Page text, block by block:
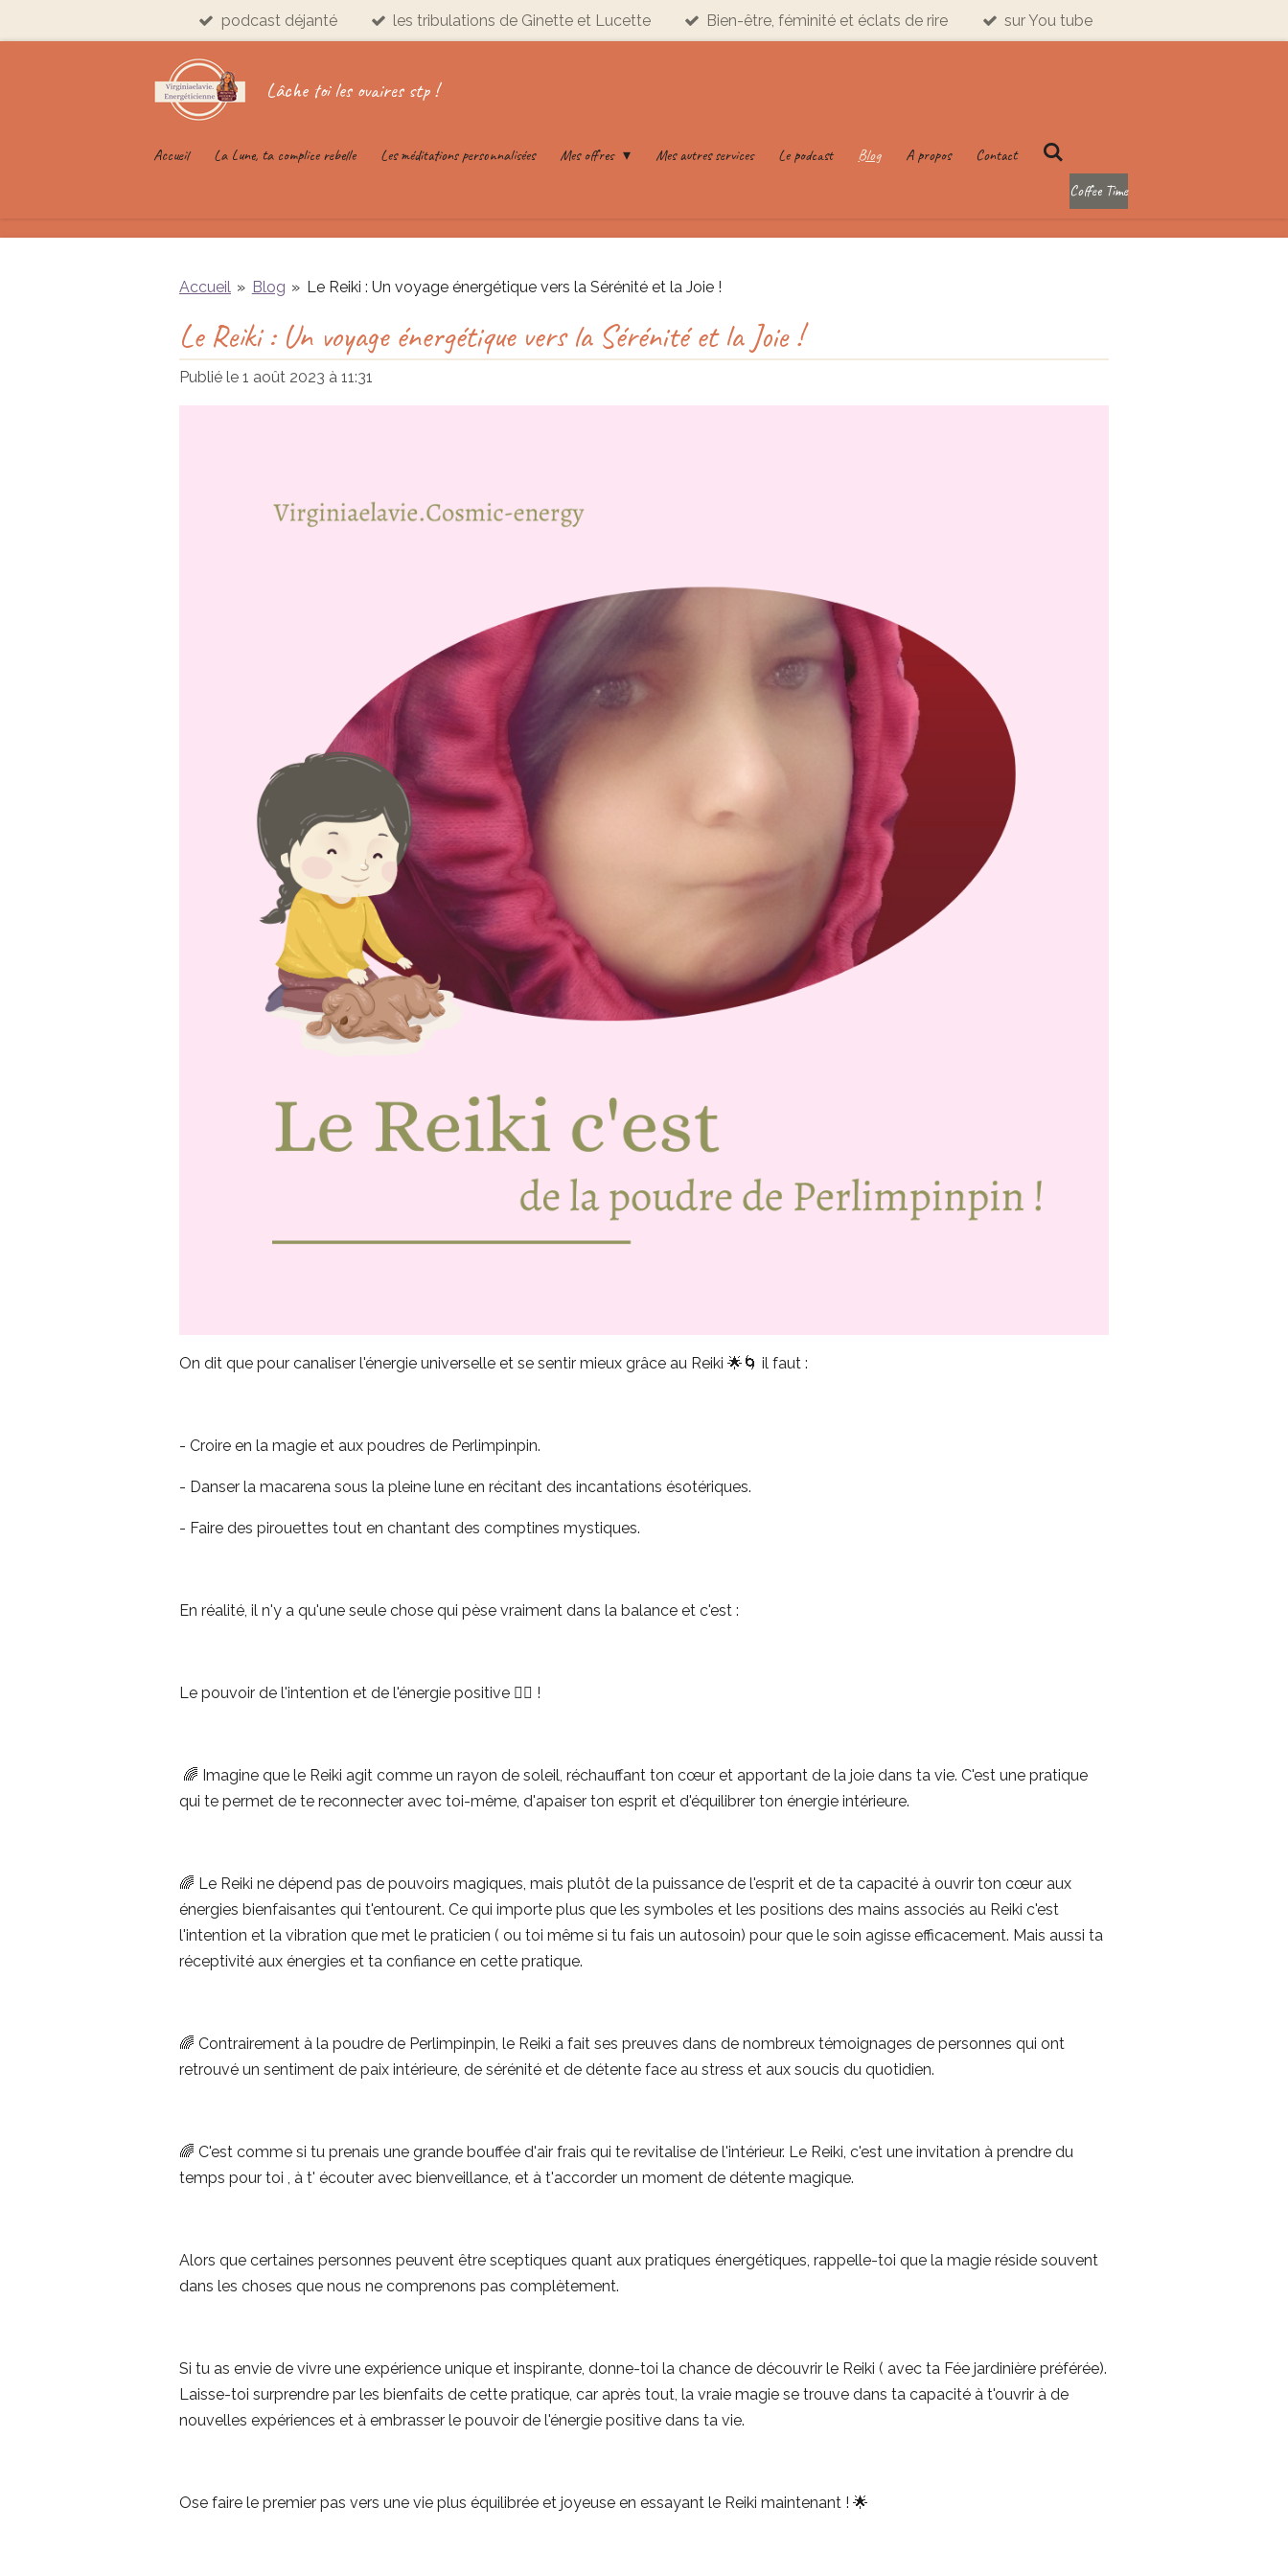
podcast déjanté les tribulations de Ginette et Lucette Bien-être, féminité et éclats de rire sur You tube
Lâche toi les ovaires stp !
Accueil La Lune, ta complice rebelle Les méditations personnalisées Mes offres Mes autres services Le podcast Blog A propos
Contact
Coffee Time
Accueil » Blog » Le Reiki : Un voyage énergétique vers la Sérénité et la Joie !
Le Reiki : Un voyage énergétique vers la Sérénité et la Joie !
Publié le 1 août 2023 à 11:31
On dit que pour canaliser l'énergie universelle et se sentir mieux grâce au Reiki 🌟🌀 il faut :
- Croire en la magie et aux poudres de Perlimpinpin.
- Danser la macarena sous la pleine lune en récitant des incantations ésotériques.
- Faire des pirouettes tout en chantant des comptines mystiques.
En réalité, il n'y a qu'une seule chose qui pèse vraiment dans la balance et c'est :
Le pouvoir de l'intention et de l'énergie positive 💆‍♀️ !
🌈 Imagine que le Reiki agit comme un rayon de soleil, réchauffant ton cœur et apportant de la joie dans ta vie. C'est une pratique
qui te permet de te reconnecter avec toi-même, d'apaiser ton esprit et d'équilibrer ton énergie intérieure.
🌈 Le Reiki ne dépend pas de pouvoirs magiques, mais plutôt de la puissance de l'esprit et de ta capacité à ouvrir ton cœur aux
énergies bienfaisantes qui t'entourent. Ce qui importe plus que les symboles et les positions des mains associés au Reiki c'est
l'intention et la vibration que met le praticien ( ou toi même si tu fais un autosoin) pour que le soin agisse efficacement. Mais aussi ta
réceptivité aux énergies et ta confiance en cette pratique.
🌈 Contrairement à la poudre de Perlimpinpin, le Reiki a fait ses preuves dans de nombreux témoignages de personnes qui ont
retrouvé un sentiment de paix intérieure, de sérénité et de détente face au stress et aux soucis du quotidien.
🌈 C'est comme si tu prenais une grande bouffée d'air frais qui te revitalise de l'intérieur. Le Reiki, c'est une invitation à prendre du
temps pour toi , à t' écouter avec bienveillance, et à t'accorder un moment de détente magique.
Alors que certaines personnes peuvent être sceptiques quant aux pratiques énergétiques, rappelle-toi que la magie réside souvent
dans les choses que nous ne comprenons pas complètement.
Si tu as envie de vivre une expérience unique et inspirante, donne-toi la chance de découvrir le Reiki ( avec ta Fée jardinière préférée).
Laisse-toi surprendre par les bienfaits de cette pratique, car après tout, la vraie magie se trouve dans ta capacité à t'ouvrir à de
nouvelles expériences et à embrasser le pouvoir de l'énergie positive dans ta vie.
Ose faire le premier pas vers une vie plus équilibrée et joyeuse en essayant le Reiki maintenant ! 🌟